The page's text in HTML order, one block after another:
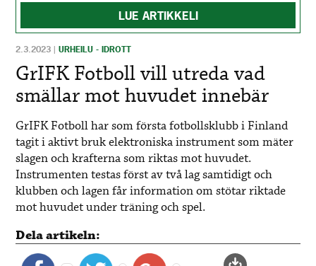
LUE ARTIKKELI
2.3.2023 |URHEILU - IDROTT
GrIFK Fotboll vill utreda vad
smällar mot huvudet innebär
GrIFK Fotboll har som första fotbollsklubb i Finland
tagit i aktivt bruk elektroniska instrument som mäter
slagen och krafterna som riktas mot huvudet.
Instrumenten testas först av två lag samtidigt och
klubben och lagen får information om stötar riktade
mot huvudet under träning och spel.
Dela artikeln: